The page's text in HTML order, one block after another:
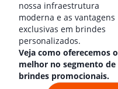
nossa infraestrutura
moderna e as vantagens
exclusivas em brindes
personalizados.
Veja como oferecemos o
melhor no segmento de
brindes promocionais.